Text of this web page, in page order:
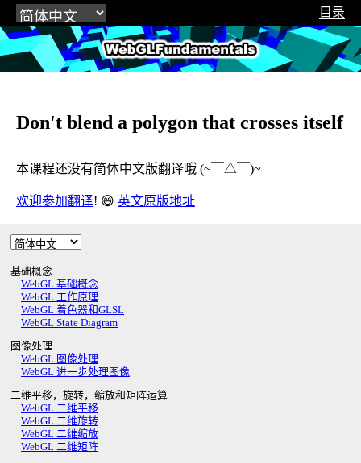
目录
WebGLFundamentals.org
Don't blend a polygon that crosses itself
本课程还没有简体中文版翻译哦 (~￣△￣)~
欢迎参加翻译! 😄 英文原版地址
基础概念
WebGL 基础概念
WebGL 工作原理
WebGL 着色器和GLSL
WebGL State Diagram
图像处理
WebGL 图像处理
WebGL 进一步处理图像
二维平移，旋转，缩放和矩阵运算
WebGL 二维平移
WebGL 二维旋转
WebGL 二维缩放
WebGL 二维矩阵